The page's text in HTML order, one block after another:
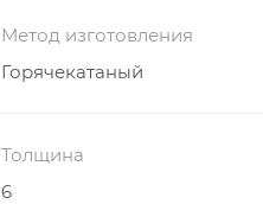
Метод изготовления
Горячекатаный
Толщина
6